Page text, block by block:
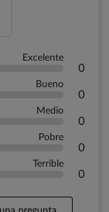
Excelente
0
Bueno
0
Medio
0
Pobre
0
Terrible
0